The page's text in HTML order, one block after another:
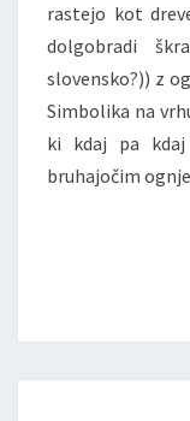
rastejo kot
dolgobradi
slovensko?)) z
Simbolika na
ki kdaj pa kdaj
bruhajočim